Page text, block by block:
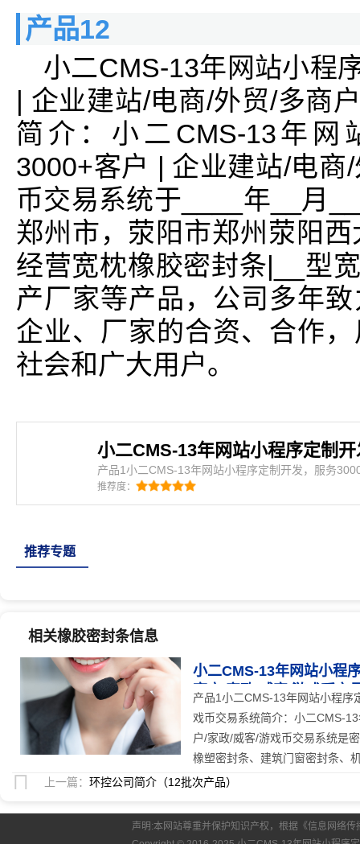
产品12
小二CMS-13年网站小程
| 企业建站/电商/外贸/多商
简介：小二CMS-13年
3000+客户 | 企业建站/电
币交易系统于____年__月
郑州市，荥阳市郑州荥阳
经营宽枕橡胶密封条|__型
产厂家等产品，公司多年
企业、厂家的合资、合作
社会和广大用户。
产品1小二CMS-13年网站小程序定制开发，服务
商户/家政/威客/游戏币交易系统简介：小二CMS-13
3000+客户 | 企业建站/电商/外贸/多商户/家政/威客/
推荐度：
推荐专题
相关橡胶密封条信息
小二CMS-13年网站小程
商户/家政/威客/游戏币交
产品1小二CMS-13年网站小程序
戏币交易系统简介：小二CMS-
户/家政/威客/游戏币交易系统是
橡塑密封条、建筑门窗密封条、
上一篇： 环控公司简介（12批次产品）
声明:本网站尊重并保护知识产权，根据《信息网络